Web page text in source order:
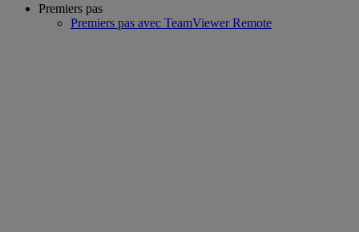
Premiers pas
Premiers pas avec TeamViewer Remote